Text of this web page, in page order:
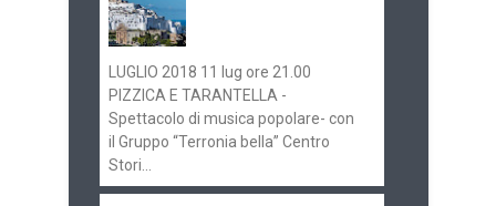
LUGLIO 2018 11 lug ore 21.00
PIZZICA E TARANTELLA -
Spettacolo di musica popolare- con
il Gruppo “Terronia bella” Centro
Stori...